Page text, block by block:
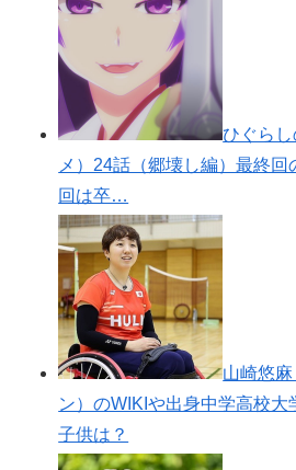
ひぐら
メ）24話（郷壊し編）最終回
回は卒…
山崎悠
ン）のWIKIや出身中学高校
子供は？